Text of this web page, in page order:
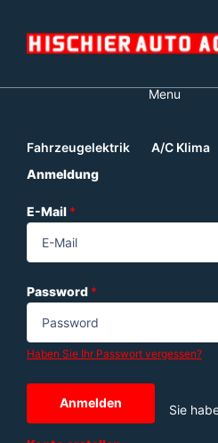
Menu
Fahrzeugelektrik A/C Klima
Anmeldung
E-Mail *
Password *
Haben Sie Ihr Passwort vergessen?
Anmelden Sie